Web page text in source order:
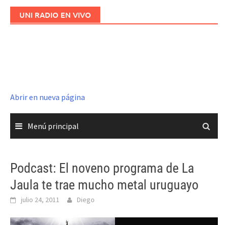
UNI RADIO EN VIVO
Abrir en nueva página
Menú principal
Podcast: El noveno programa de La
Jaula te trae mucho metal uruguayo
julio 24, 2011 Diego